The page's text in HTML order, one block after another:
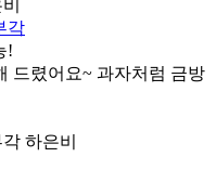
각
!
드렸어요~ 과자처럼 금방
각 하은비